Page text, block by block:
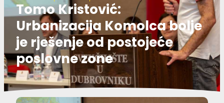
Tomo Kristović:
Urbanizacija Komolca bolje
je rješenje od postojeće
poslovne zone